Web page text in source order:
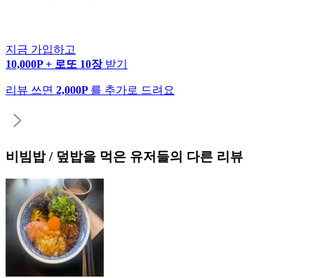
지금 가입하고
10,000P + 로또 10장 받기
리뷰 쓰면 2,000P 를 추가로 드려요
비빔밥 / 덮밥을 먹은 유저들의 다른 리뷰